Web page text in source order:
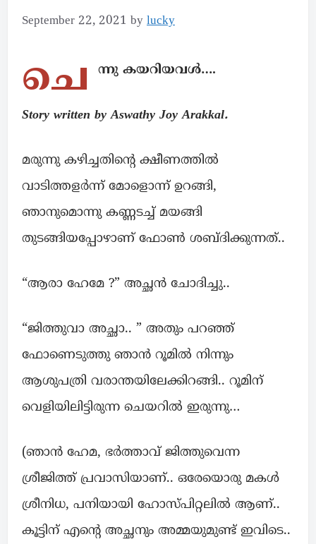
September 22, 2021 by lucky
ചെ ന്നു കയറിയവൾ….
Story written by Aswathy Joy Arakkal.
മരുന്നു കഴിച്ചതിന്റെ ക്ഷീണത്തിൽ
വാടിത്തളർന്ന് മോളൊന്ന് ഉറങ്ങി,
ഞാനുമൊന്നു കണ്ണടച്ച് മയങ്ങി
തുടങ്ങിയപ്പോഴാണ് ഫോൺ ശബ്‌ദിക്കുന്നത്..
“ആരാ ഹേമേ ?” അച്ഛൻ ചോദിച്ചു..
“ജിത്തുവാ അച്ഛാ.. ” അതും പറഞ്ഞ്
ഫോണെടുത്തു ഞാൻ റൂമിൽ നിന്നും
ആശുപത്രി വരാന്തയിലേക്കിറങ്ങി.. റൂമിന്
വെളിയിലിട്ടിരുന്ന ചെയറിൽ ഇരുന്നു…
(ഞാൻ ഹേമ, ഭർത്താവ് ജിത്തുവെന്ന
ശ്രീജിത്ത്‌ പ്രവാസിയാണ്.. ഒരേയൊരു മകൾ
ശ്രീനിധ, പനിയായി ഹോസ്പിറ്റലിൽ ആണ്..
കൂട്ടിന് എന്റെ അച്ഛനും അമ്മയുമുണ്ട് ഇവിടെ..